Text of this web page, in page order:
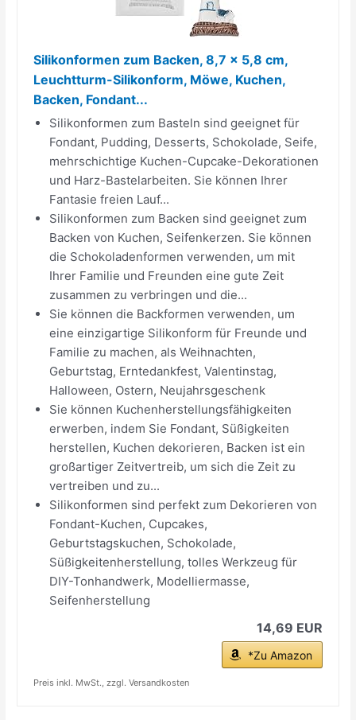
Silikonformen zum Backen, 8,7 x 5,8 cm,
Leuchtturm-Silikonform, Möwe, Kuchen,
Backen, Fondant...
Silikonformen zum Basteln sind geeignet für
Fondant, Pudding, Desserts, Schokolade, Seife,
mehrschichtige Kuchen-Cupcake-Dekorationen
und Harz-Bastelarbeiten. Sie können Ihrer
Fantasie freien Lauf...
Silikonformen zum Backen sind geeignet zum
Backen von Kuchen, Seifenkerzen. Sie können
die Schokoladenformen verwenden, um mit
Ihrer Familie und Freunden eine gute Zeit
zusammen zu verbringen und die...
Sie können die Backformen verwenden, um
eine einzigartige Silikonform für Freunde und
Familie zu machen, als Weihnachten,
Geburtstag, Erntedankfest, Valentinstag,
Halloween, Ostern, Neujahrsgeschenk
Sie können Kuchenherstellungsfähigkeiten
erwerben, indem Sie Fondant, Süßigkeiten
herstellen, Kuchen dekorieren, Backen ist ein
großartiger Zeitvertreib, um sich die Zeit zu
vertreiben und zu...
Silikonformen sind perfekt zum Dekorieren von
Fondant-Kuchen, Cupcakes,
Geburtstagskuchen, Schokolade,
Süßigkeitenherstellung, tolles Werkzeug für
DIY-Tonhandwerk, Modelliermasse,
Seifenherstellung
14,69 EUR
*Zu Amazon
Preis inkl. MwSt., zzgl. Versandkosten